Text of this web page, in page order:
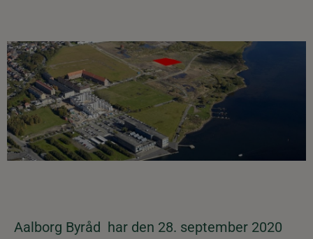
Aalborg Byråd har den 28. september 2020